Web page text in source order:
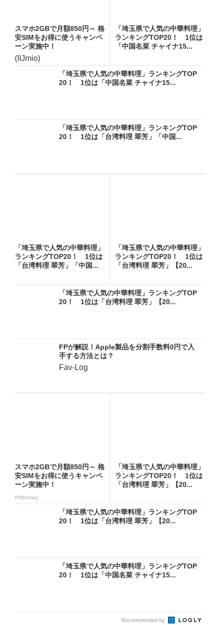
スマホ2GBで月額850円～ 格
安SIMをお得に使うキャンペ
ーン実施中！
(IIJmio)
「埼玉県で人気の中華料理」
ランキングTOP20！ 1位は
「中国名菜 チャイナ15...
「埼玉県で人気の中華料理」ランキングTOP
20！ 1位は「中国名菜 チャイナ15...
「埼玉県で人気の中華料理」ランキングTOP
20！ 1位は「台湾料理 翠芳」「中国...
「埼玉県で人気の中華料理」
ランキングTOP20！ 1位は
「台湾料理 翠芳」「中国...
「埼玉県で人気の中華料理」
ランキングTOP20！ 1位は
「台湾料理 翠芳」【20...
「埼玉県で人気の中華料理」ランキングTOP
20！ 1位は「台湾料理 翠芳」【20...
FPが解説！Apple製品を分割手数料0円で入
手する方法とは？
Fav-Log
スマホ2GBで月額850円～ 格
安SIMをお得に使うキャンペ
ーン実施中！
PR(IIJmio)
「埼玉県で人気の中華料理」
ランキングTOP20！ 1位は
「台湾料理 翠芳」【20...
「埼玉県で人気の中華料理」ランキングTOP
20！ 1位は「台湾料理 翠芳」【20...
「埼玉県で人気の中華料理」ランキングTOP
20！ 1位は「中国名菜 チャイナ15...
Recommended by